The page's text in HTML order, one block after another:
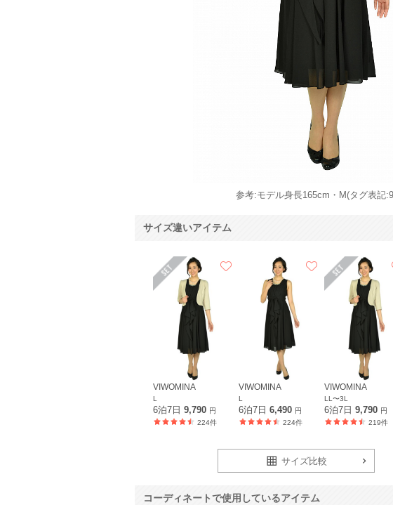
参考:モデル身長165cm・M(タグ表記
サイズ違いアイテム
VIWOMINA
L
6泊7日 9,790 円
224件
VIWOMINA
L
6泊7日6,490 円
224件
VIWOMINA
LL〜3L
6泊7日9,790 円
219件
サイズ比較
コーディネートで使用しているアイテム